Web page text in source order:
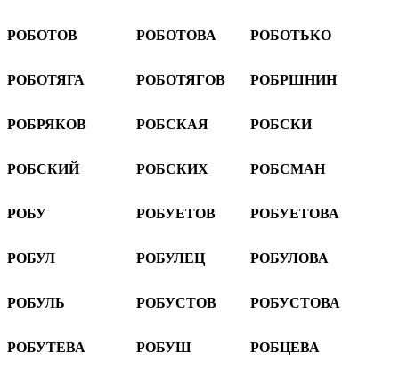
РОБОТОВ РОБОТОВА РОБОТЬКО
РОБОТЯГА РОБОТЯГОВ РОБРШНИН
РОБРЯКОВ РОБСКАЯ РОБСКИ
РОБСКИЙ РОБСКИХ РОБСМАН
РОБУ РОБУЕТОВ РОБУЕТОВА
РОБУЛ РОБУЛЕЦ РОБУЛОВА
РОБУЛЬ РОБУСТОВ РОБУСТОВА
РОБУТЕВА РОБУШ РОБЦЕВА